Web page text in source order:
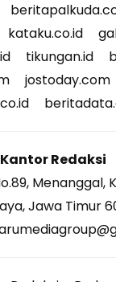
kataku.co.id
tikungan.id
jostoday.com
Kantor Redaksi
Menanggal,
Jawa Timur